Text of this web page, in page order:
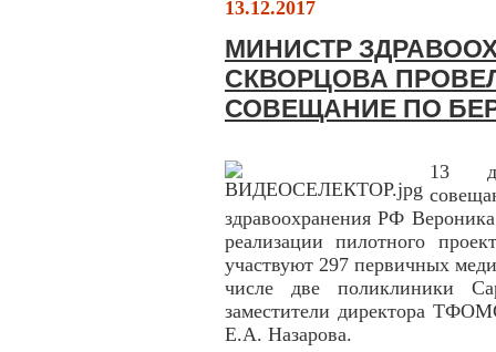
13.12.2017
МИНИСТР
СКВОРЦОВА
СОВЕЩАНИЕ ПО
13
здравоохранения РФ
реализации пилотного
участвуют 297 первичных
числе две поликлиники
заместители директора
Е.А. Назарова.